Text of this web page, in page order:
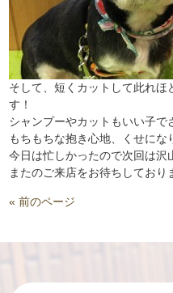
そして、短くカットして此れ
す！
シャンプーやカットもいい子
もちもちな抱き心地、くせにな
今日は忙しかったので次回は沢
またのご来店をお待ちしており
« 前のページ